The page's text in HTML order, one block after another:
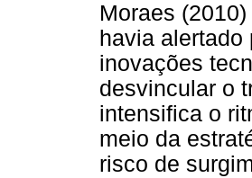
Moraes
havia
inovações
desvincular o
intensifica o
meio da
risco de